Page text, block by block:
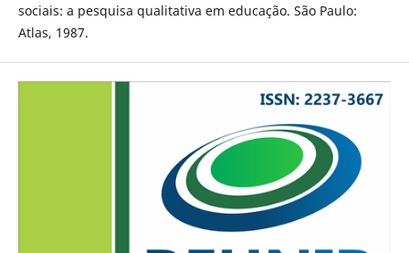
sociais: a pesquisa qualitativa em educação. São Paulo:
Atlas, 1987.